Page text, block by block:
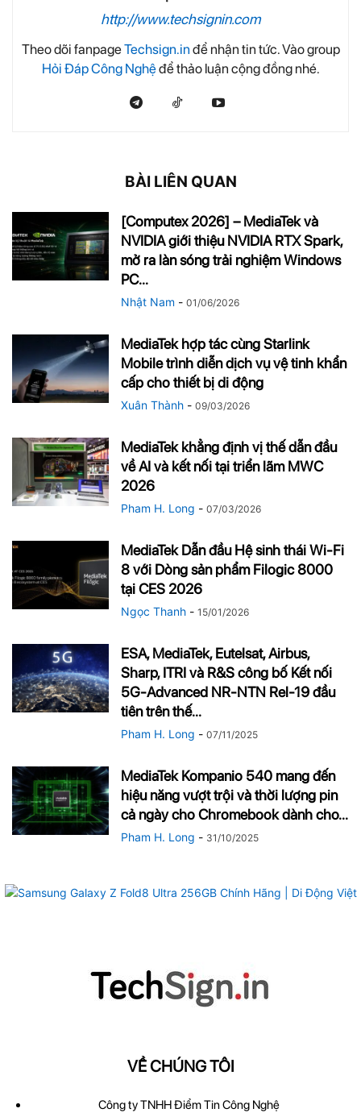
http://www.techsignin.com
Theo dõi fanpageTechsign.in để nhận tin tức. Vào group
Hỏi Đáp Công Nghệđể thảo luận cộng đồng nhé.
BÀI LIÊN QUAN
[Computex 2026] – MediaTek và
NVIDIA giới thiệu NVIDIA RTX Spark,
mở ra làn sóng trải nghiệm Windows
PC...
Nhật Nam - 01/06/2026
MediaTek hợp tác cùng Starlink
Mobile trình diễn dịch vụ vệ tinh khẩn
cấp cho thiết bị di động
Xuân Thành - 09/03/2026
MediaTek khẳng định vị thế dẫn đầu
về AI và kết nối tại triển lãm MWC
2026
Pham H. Long - 07/03/2026
MediaTek Dẫn đầu Hệ sinh thái Wi-Fi
8 với Dòng sản phẩm Filogic 8000
tại CES 2026
Ngọc Thanh - 15/01/2026
ESA, MediaTek, Eutelsat, Airbus,
Sharp, ITRI và R&S công bố Kết nối
5G-Advanced NR-NTN Rel-19 đầu
tiên trên thế...
Pham H. Long - 07/11/2025
MediaTek Kompanio 540 mang đến
hiệu năng vượt trội và thời lượng pin
cả ngày cho Chromebook dành cho...
Pham H. Long - 31/10/2025
VỀ CHÚNG TÔI
Công ty TNHH Điểm Tin Công Nghệ